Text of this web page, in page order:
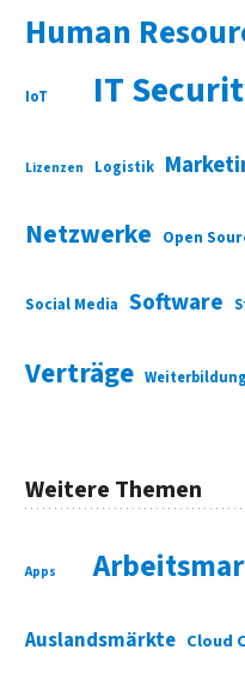
Human
IoT IT
Lizenzen Logistik
Netzwerke Open
Social Media Software
Verträge Weiterbildung
Weitere Themen
Apps
Auslandsmärkte Cloud